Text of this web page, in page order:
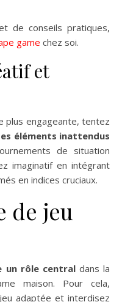
de conseils pratiques,
game chez soi.
et
plus engageante, tentez
éléments inattendus
de situation
imaginatif en intégrant
en indices cruciaux.
de jeu
un rôle centraldans la
maison. Pour cela,
adaptée et interdisez